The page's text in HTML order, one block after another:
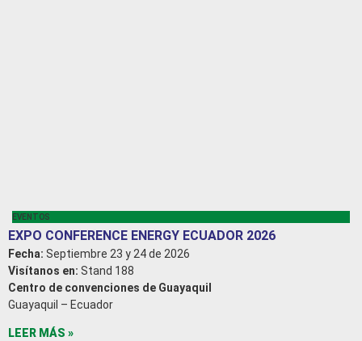
EVENTOS
EXPO CONFERENCE ENERGY ECUADOR 2026
Fecha: Septiembre 23 y 24 de 2026
Visítanos en: Stand 188
Centro de convenciones de Guayaquil
Guayaquil – Ecuador
LEER MÁS »